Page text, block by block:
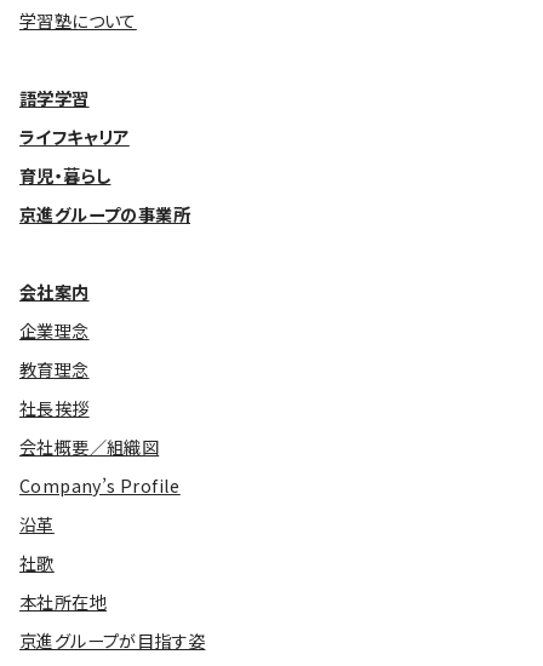
学習塾について
語学学習
ライフキャリア
育児・暮らし
京進グループの事業所
会社案内
企業理念
教育理念
社長挨拶
会社概要／組織図
Company’s Profile
沿革
社歌
本社所在地
京進グループが目指す姿